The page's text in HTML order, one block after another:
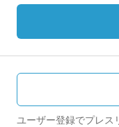
ユーザー登録でプレス